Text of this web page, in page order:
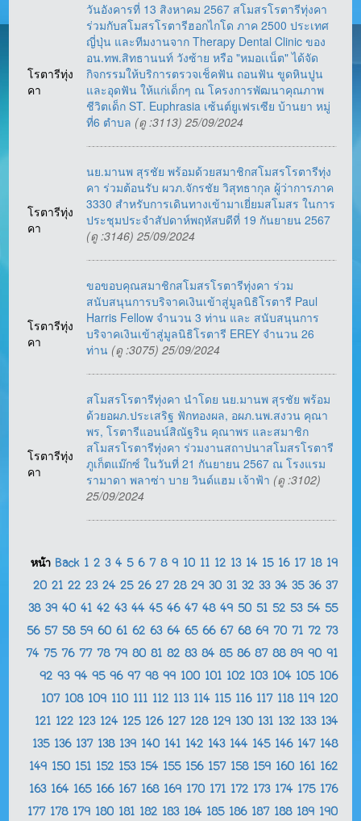
โรตารีทุ่ง
คา
วันอังคารที่ 13 สิงหาคม 2567 สโมสรโรตารีทุ่งคา
ร่วมกับสโมสรโรตารีฮอกไกโด ภาค 2500 ประเทศ
ญี่ปุ่น และทีมงานจาก Therapy Dental Clinic ของ
อน.ทพ.สิทธานนท์ วังซ้าย หรือ "หมอเเน็ต" ได้จัด
กิจกรรมให้บริการตรวจเช็คฟัน ถอนฟัน ขูดหินปูน
และอุดฟัน ให้แก่เด็กๆ ณ โครงการพัฒนาคุณภาพ
ชีวิตเด็ก ST. Euphrasia เซ้นต์ยูเฟรเซีย บ้านยา หมู่
ที่6 ตำบล (ดู :3113) 25/09/2024
โรตารีทุ่ง
คา
นย.มานพ สุรชัย พร้อมด้วยสมาชิกสโมสรโรตารีทุ่ง
คา ร่วมต้อนรับ ผวภ.จักรชัย วิสุทธากุล ผู้ว่าการภาค
3330 สำหรับการเดินทางเข้ามาเยี่ยมสโมสร ในการ
ประชุมประจำสัปดาห์พฤหัสบดีที่ 19 กันยายน 2567
(ดู :3146) 25/09/2024
โรตารีทุ่ง
คา
ขอขอบคุณสมาชิกสโมสรโรตารีทุ่งคา ร่วม
สนับสนุนการบริจาคเงินเข้าสู่มูลนิธิโรตารี Paul
Harris Fellow จํานวน 3 ท่าน และ สนับสนุนการ
บริจาคเงินเข้าสู่มูลนิธิโรตารี EREY จํานวน 26
ท่าน (ดู :3075) 25/09/2024
โรตารีทุ่ง
คา
สโมสรโรตารีทุ่งคา นำโดย นย.มานพ สุรชัย พร้อม
ด้วยอผภ.ประเสริฐ ฟักทองผล, อผภ.นพ.สงวน คุณา
พร, โรตารีแอนน์สิณัฐริน คุณาพร และสมาชิก
สโมสรโรตารีทุ่งคา ร่วมงานสถาปนาสโมสรโรตารี
ภูเก็ตแม๊กซ์ ในวันที่ 21 กันยายน 2567 ณ โรงแรม
รามาดา พลาซ่า บาย วินด์แฮม เจ้าฟ้า (ดู :3102)
25/09/2024
หน้า Back 1 2 3 4 5 6 7 8 9 10 11 12 13 14 15 16 17 18 19
20 21 22 23 24 25 26 27 28 29 30 31 32 33 34 35 36 37
38 39 40 41 42 43 44 45 46 47 48 49 50 51 52 53 54 55
56 57 58 59 60 61 62 63 64 65 66 67 68 69 70 71 72 73
74 75 76 77 78 79 80 81 82 83 84 85 86 87 88 89 90 91
92 93 94 95 96 97 98 99 100 101 102 103 104 105 106
107 108 109 110 111 112 113 114 115 116 117 118 119 120
121 122 123 124 125 126 127 128 129 130 131 132 133 134
135 136 137 138 139 140 141 142 143 144 145 146 147 148
149 150 151 152 153 154 155 156 157 158 159 160 161 162
163 164 165 166 167 168 169 170 171 172 173 174 175 176
177 178 179 180 181 182 183 184 185 186 187 188 189 190